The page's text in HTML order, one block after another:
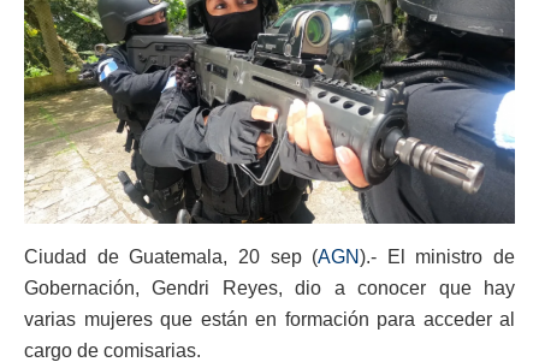
Ciudad de Guatemala, 20 sep (AGN).- El ministro de
Gobernación, Gendri Reyes, dio a conocer que hay
varias mujeres que están en formación para acceder al
cargo de comisarias.